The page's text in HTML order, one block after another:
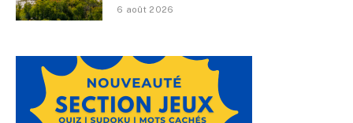
6 août 2026